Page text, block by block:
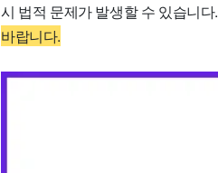
시 법적 문제가 발생할 수 있습니다.
바랍니다.